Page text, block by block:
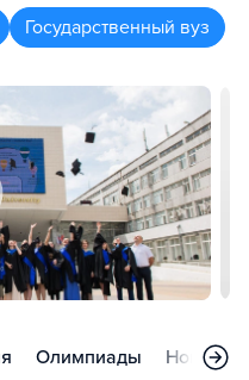
Государственный вуз
Олимпиады Новости